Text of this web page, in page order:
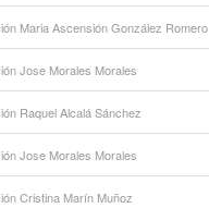
Maria Ascensión González Romero
Jose Morales Morales
Raquel Alcalá Sánchez
Jose Morales Morales
Cristina Marín Muñoz